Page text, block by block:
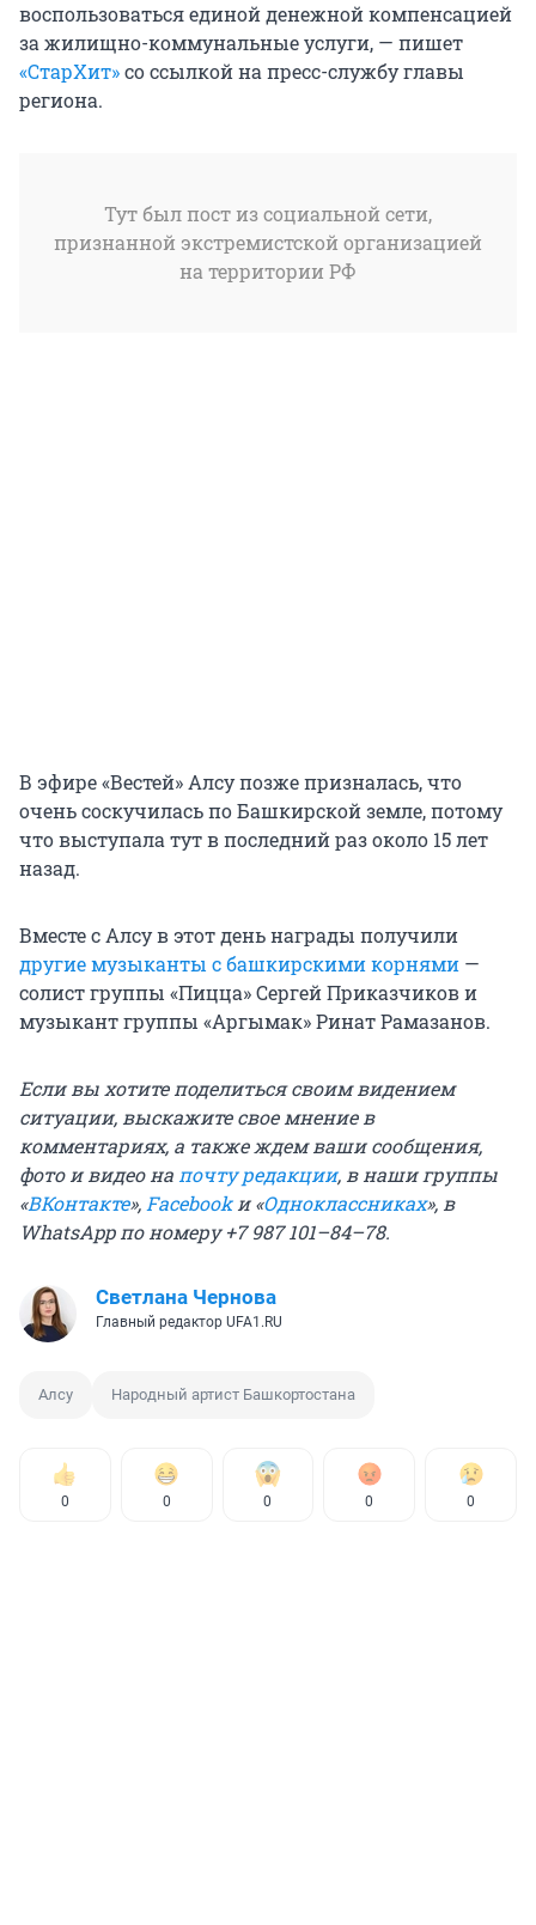
воспользоваться единой денежной компенсацией
за жилищно-коммунальные услуги, — пишет
«СтарХит»со ссылкой на пресс-службу главы
региона.
Тут был пост из социальной сети,
признанной экстремистской организацией
на территории РФ
В эфире «Вестей» Алсу позже призналась, что
очень соскучилась по Башкирской земле, потому
что выступала тут в последний раз около 15 лет
назад.
Вместе с Алсу в этот день награды получили
другие музыканты с башкирскими корнями —
солист группы «Пицца» Сергей Приказчиков и
музыкант группы «Аргымак» Ринат Рамазанов.
Если вы хотите поделиться своим видением
ситуации, выскажите свое мнение в
комментариях, а также ждем ваши сообщения,
фото и видео напочту редакции, в наши группы
«ВКонтакте»,Facebookи «Одноклассниках», в
WhatsApp по номеру +7 987 101–84–78.
Светлана Чернова
Главный редактор UFA1.RU
Алсу Народный артист Башкортостана
0 0 0 0 0